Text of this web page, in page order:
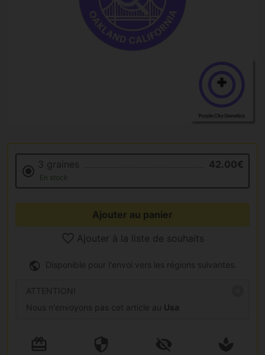
3 graines 42.00€
En stock
Ajouter au panier
Ajouter à la liste de souhaits
Disponible pour l'envoi vers les régions suivantes.
ATTENTION!
Nous n'envoyons pas cet article au Usa